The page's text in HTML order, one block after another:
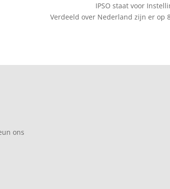
IPSO staat voor
Verdeeld over Nederland zijn er op